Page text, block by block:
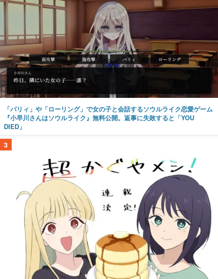
「パリィ」や「ローリング」で女の子と会話するソウルライク恋愛ゲーム
『小早川さんはソウルライク』無料公開。返事に失敗すると「YOU
DIED」
3